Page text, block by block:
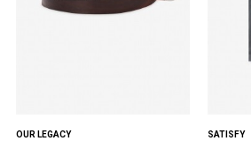
OUR LEGACY SATISFY